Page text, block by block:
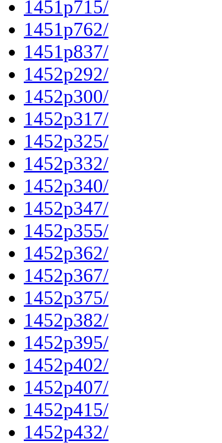
1451p715/
1451p762/
1451p837/
1452p292/
1452p300/
1452p317/
1452p325/
1452p332/
1452p340/
1452p347/
1452p355/
1452p362/
1452p367/
1452p375/
1452p382/
1452p395/
1452p402/
1452p407/
1452p415/
1452p432/